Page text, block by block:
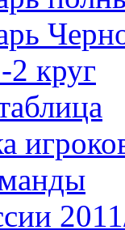
2 круг